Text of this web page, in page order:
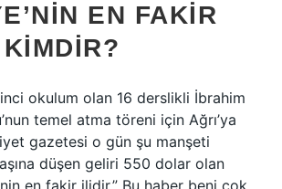
EN FAKIR
okulum olan 16 derslikli İbrahim
temel atma töreni için Ağrı’ya
gazetesi o gün şu manşeti
düşen geliri 550 dolar olan
en fakir ilidir.” Bu haber beni çok